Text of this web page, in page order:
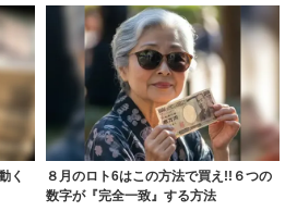
く
８月のロト6はこの方法で買え!!６つの
数字が『完全一致』する方法